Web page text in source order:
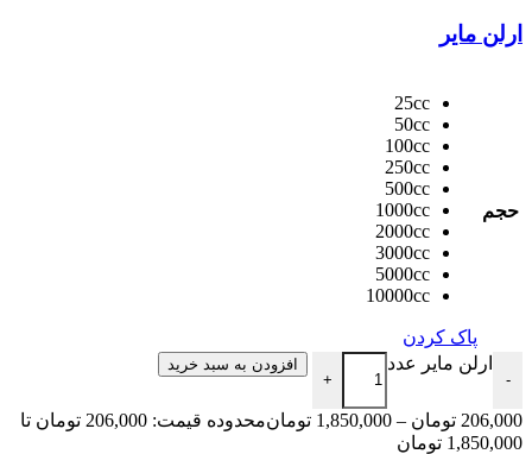
ارلن مایر
حجم
25cc
50cc
100cc
250cc
500cc
1000cc
2000cc
3000cc
5000cc
10000cc
پاک کردن
-
ارلن مایر عدد
+
افزودن به سبد خرید
206,000 تومان –
1,850,000 تومان
محدوده قیمت: 206,000 تومان تا
1,850,000 تومان